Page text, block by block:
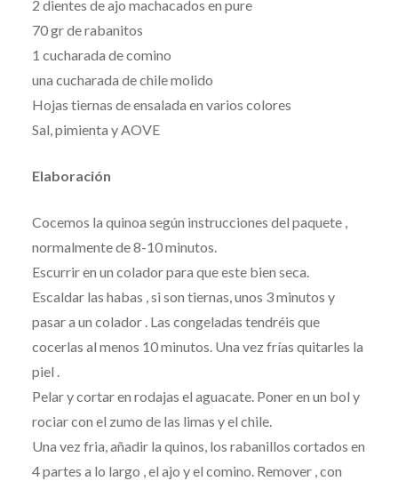
2 dientes de ajo machacados en pure
70 gr de rabanitos
1 cucharada de comino
una cucharada de chile molido
Hojas tiernas de ensalada en varios colores
Sal, pimienta y AOVE
Elaboración
Cocemos la quinoa según instrucciones del paquete ,
normalmente de 8-10 minutos.
Escurrir en un colador para que este bien seca.
Escaldar las habas , si son tiernas, unos 3 minutos y
pasar a un colador . Las congeladas tendréis que
cocerlas al menos 10 minutos. Una vez frías quitarles la
piel .
Pelar y cortar en rodajas el aguacate. Poner en un bol y
rociar con el zumo de las limas y el chile.
Una vez fria, añadir la quinos, los rabanillos cortados en
4 partes a lo largo , el ajo y el comino. Remover , con